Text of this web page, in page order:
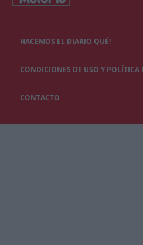
HACEMOS EL DIARIO QUÉ!
CONDICIONES DE USO Y POLÍTICA
CONTACTO